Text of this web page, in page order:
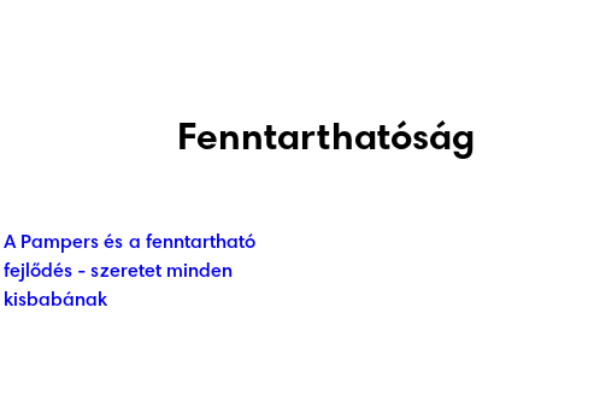
Fenntarthatóság
A Pampers és a fenntartható
fejlődés - szeretet minden
kisbabának